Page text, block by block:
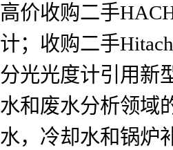
高价收购二手
计；收购二手
分光光度计引用新
水和废水分析领域
水，冷却水和锅炉